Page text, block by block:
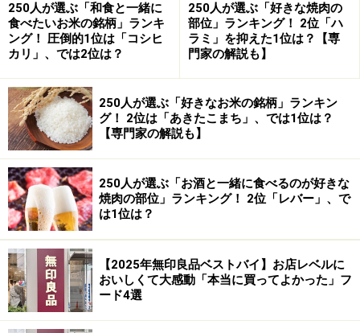
ーに演出してくれそう
＜DATA＞
店名：リベルターブル松屋銀座店
商品名：エリザベス 直径下段11cm、上段8cm
価格など：5400円（限定80台）要予約
予約：インターネット、店頭、電話受付（インターネッ
トと店頭受付は12月15日まで）
https://www.matsuya-dept.jp/christmas.html
フリー電話：0120-974-794（2017年12月12日まで。午
前11時～午後5時）
住所：東京都中央区銀座3-6-1
代表電話：03-3567-1211
250人が選ぶ「和食と一緒に
食べたいお米の銘柄」ランキ
ング！ 圧倒的1位は「コシヒ
カリ」、では2位は？
250人が選ぶ「好きな焼肉の
部位」ランキング！ 2位「ハ
ラミ」を抑えた1位は？【専
門家の解説も】
250人が選ぶ「好きなお米の銘柄」ランキン
グ！ 2位は「あきたこまち」、では1位は？
【専門家の解説も】
250人が選ぶ「お酒と一緒に食べるのが好きな
焼肉の部位」ランキング！ 2位「レバー」、で
は1位は？
【2025年無印良品ベストバイ】お店レベルに
おいしくて大感動「本当に買ってよかった」フ
ード4選